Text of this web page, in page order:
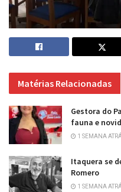
Matérias Relacionadas
Gestora do
fauna e
1 SEMANA
Itaquera se
Romero
1 SEMANA